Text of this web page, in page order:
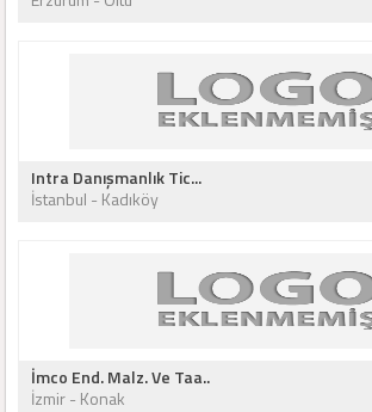
Intra Danışmanlık Tic...
İstanbul - Kadıköy
İmco End. Malz. Ve Taa..
İzmir - Konak